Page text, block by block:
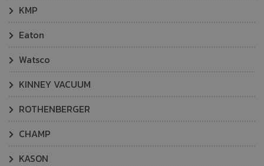
KMP
Eaton
Watsco
KINNEY VACUUM
ROTHENBERGER
CHAMP
KASON